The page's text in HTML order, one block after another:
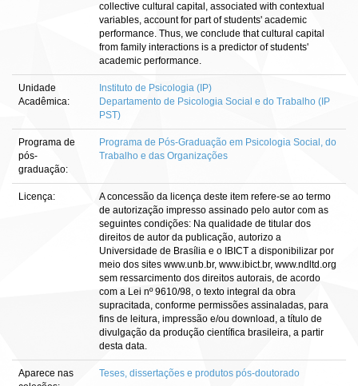
collective cultural capital, associated with contextual
variables, account for part of students' academic
performance. Thus, we conclude that cultural capital
from family interactions is a predictor of students'
academic performance.
Unidade
Acadêmica:
Instituto de Psicologia (IP)
Departamento de Psicologia Social e do Trabalho (IP
PST)
Programa de
pós-
graduação:
Programa de Pós-Graduação em Psicologia Social, do
Trabalho e das Organizações
Licença:
A concessão da licença deste item refere-se ao termo
de autorização impresso assinado pelo autor com as
seguintes condições: Na qualidade de titular dos
direitos de autor da publicação, autorizo a
Universidade de Brasília e o IBICT a disponibilizar por
meio dos sites www.unb.br, www.ibict.br, www.ndltd.org
sem ressarcimento dos direitos autorais, de acordo
com a Lei nº 9610/98, o texto integral da obra
supracitada, conforme permissões assinaladas, para
fins de leitura, impressão e/ou download, a título de
divulgação da produção científica brasileira, a partir
desta data.
Aparece nas
Teses, dissertações e produtos pós-doutorado